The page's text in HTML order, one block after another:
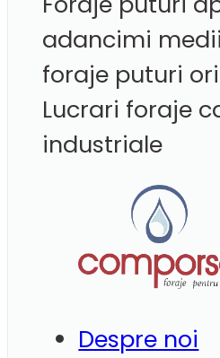
adancimi
foraje puturi
Lucrari foraje
industriale
Despre noi